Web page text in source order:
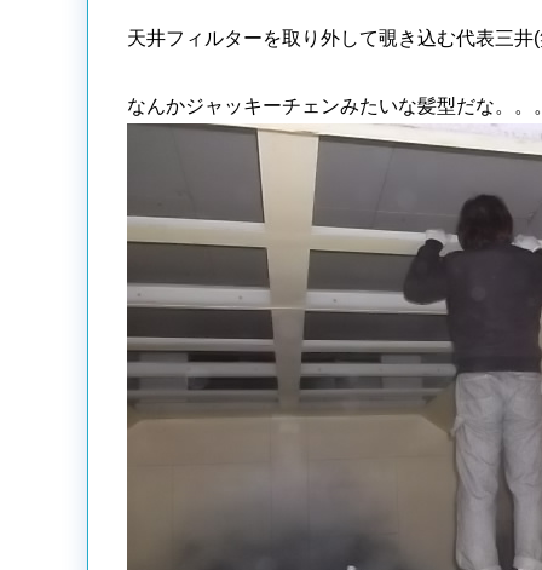
天井フィルターを取り外して覗き込む代表三井
なんかジャッキーチェンみたいな髪型だな。。